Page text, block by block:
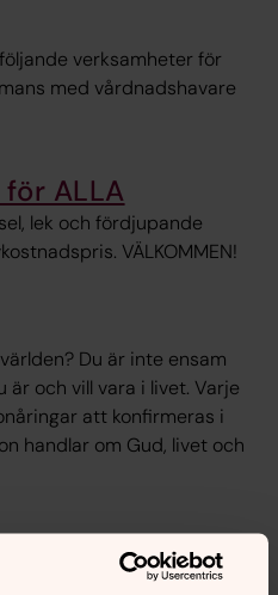
verksamheter för
med vårdnadshavare
för ALLA
lek och fördjupande
VÄLKOMMEN!
Du är inte ensam
och vill vara i livet. Varje
att konfirmeras i
handlar om Gud, livet och
3 och uppåt